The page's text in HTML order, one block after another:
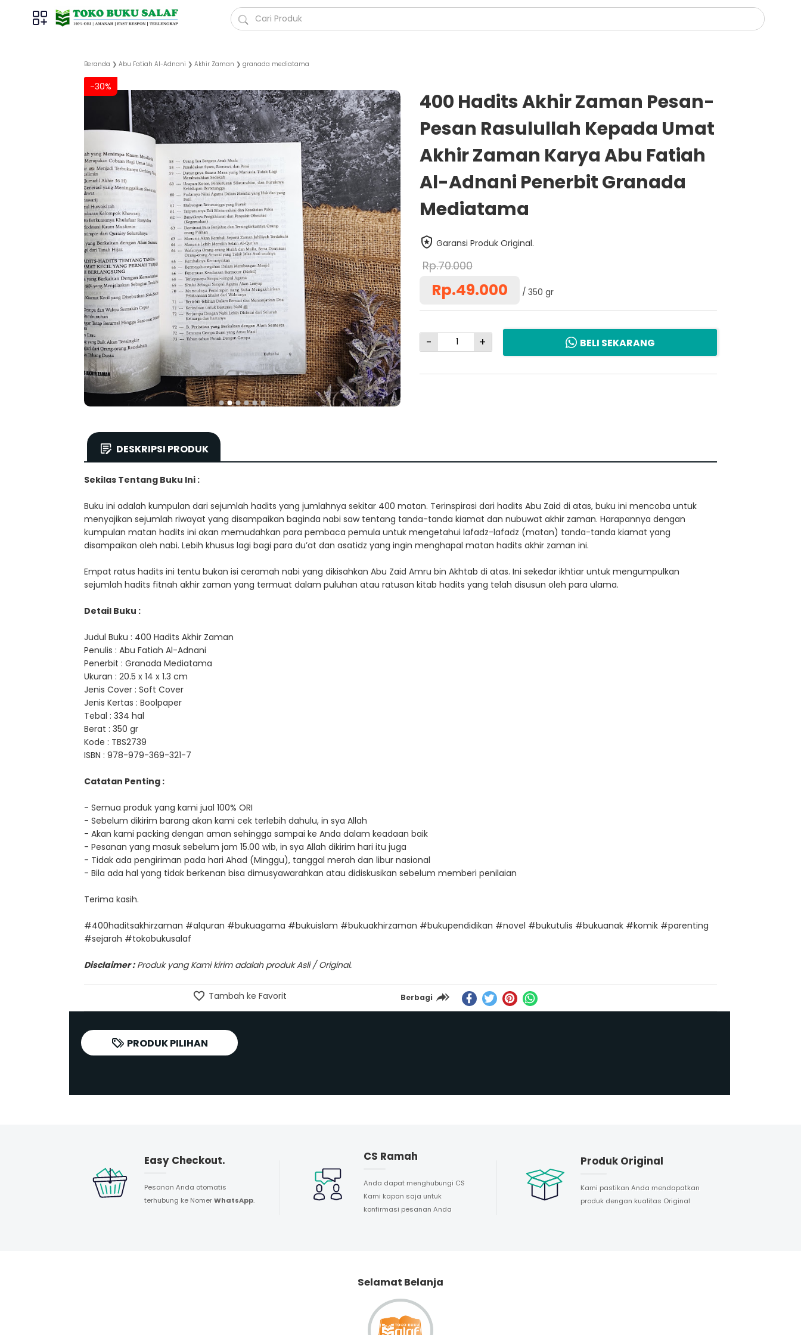
Beranda ❯ Abu Fatiah Al-Adnani ❯ Akhir Zaman ❯ granada mediatama
-30%
400 Hadits Akhir Zaman Pesan-
Pesan Rasulullah Kepada Umat
Akhir Zaman Karya Abu Fatiah
Al-Adnani Penerbit Granada
Mediatama
Garansi Produk Original.
Rp.70.000
Rp.49.000 350 gr
- + BELI SEKARANG
DESKRIPSI PRODUK
Sekilas Tentang Buku Ini :
Buku ini adalah kumpulan dari sejumlah hadits yang jumlahnya sekitar 400 matan. Terinspirasi dari hadits Abu Zaid di atas, buku ini mencoba untuk
menyajikan sejumlah riwayat yang disampaikan baginda nabi saw tentang tanda-tanda kiamat dan nubuwat akhir zaman. Harapannya dengan
kumpulan matan hadits ini akan memudahkan para pembaca pemula untuk mengetahui lafadz-lafadz (matan) tanda-tanda kiamat yang
disampaikan oleh nabi. Lebih khusus lagi bagi para du’at dan asatidz yang ingin menghapal matan hadits akhir zaman ini.
Empat ratus hadits ini tentu bukan isi ceramah nabi yang dikisahkan Abu Zaid Amru bin Akhtab di atas. Ini sekedar ikhtiar untuk mengumpulkan
sejumlah hadits fitnah akhir zaman yang termuat dalam puluhan atau ratusan kitab hadits yang telah disusun oleh para ulama.
Detail Buku :
Judul Buku : 400 Hadits Akhir Zaman
Penulis : Abu Fatiah Al-Adnani
Penerbit : Granada Mediatama
Ukuran : 20.5 x 14 x 1.3 cm
Jenis Cover : Soft Cover
Jenis Kertas : Boolpaper
Tebal : 334 hal
Berat : 350 gr
Kode : TBS2739
ISBN : 978-979-369-321-7
Catatan Penting :
- Semua produk yang kami jual 100% ORI
- Sebelum dikirim barang akan kami cek terlebih dahulu, in sya Allah
- Akan kami packing dengan aman sehingga sampai ke Anda dalam keadaan baik
- Pesanan yang masuk sebelum jam 15.00 wib, in sya Allah dikirim hari itu juga
- Tidak ada pengiriman pada hari Ahad (Minggu), tanggal merah dan libur nasional
- Bila ada hal yang tidak berkenan bisa dimusyawarahkan atau didiskusikan sebelum memberi penilaian
Terima kasih.
#400haditsakhirzaman #alquran #bukuagama #bukuislam #bukuakhirzaman #bukupendidikan #novel #bukutulis #bukuanak #komik #parenting
#sejarah #tokobukusalaf
Disclaimer :Produk yang Kami kirim adalah produk Asli / Original.
Tambah ke Favorit Berbagi
PRODUK PILIHAN
Easy Checkout.
Pesanan Anda otomatis
terhubung ke NomerWhatsApp.
CS Ramah
Anda dapat menghubungi CS
Kami kapan saja untuk
konfirmasi pesanan Anda
Produk Original
Kami pastikan Anda mendapatkan
produk dengan kualitas Original
Selamat Belanja